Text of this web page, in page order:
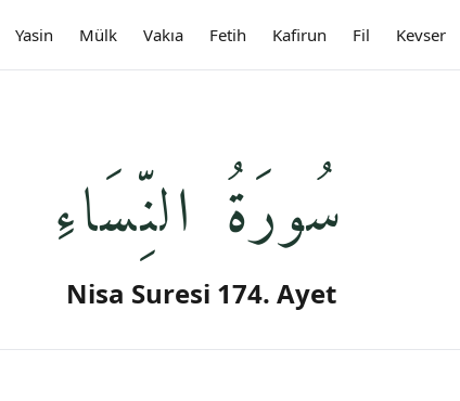
Yasin Mülk Vakıa Fetih Kafirun Fil Kevser
سُورَةُ النِّسَاءِ
Nisa Suresi 174. Ayet